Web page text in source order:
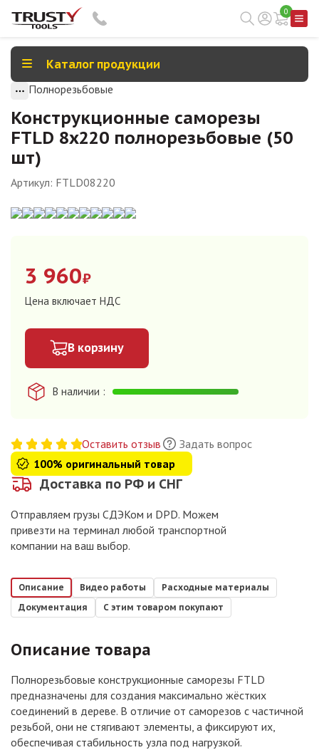
0
Каталог продукции
Полнорезьбовые
Конструкционные саморезы
FTLD 8х220 полнорезьбовые (50
шт)
Артикул: FTLD08220
3 960₽
Цена включает НДС
В корзину
В наличии
Оставить отзыв
Задать вопрос
100% оригинальный товар
Доставка по РФ и СНГ
Отправляем грузы СДЭКом и DPD. Можем
привезти на терминал любой транспортной
компании на ваш выбор.
Описание Видео работы
Расходные материалы
Документация
С этим товаром покупают
Описание товара
Полнорезьбовые конструкционные саморезы FTLD
предназначены для создания максимально жёстких
соединений в дереве. В отличие от саморезов с частичной
резьбой, они не стягивают элементы, а фиксируют их,
обеспечивая стабильность узла под нагрузкой.